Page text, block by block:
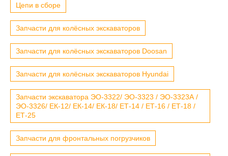
Цепи в сборе
Запчасти для колёсных экскаваторов
Запчасти для колёсных экскаваторов Doosan
Запчасти для колёсных экскаваторов Hyundai
Запчасти экскаватора ЭО-3322/ ЭО-3323 / ЭО-3323А /
ЭО-3326/ ЕК-12/ ЕК-14/ ЕК-18/ ЕТ-14 / ЕТ-16 / ЕТ-18 /
ЕТ-25
Запчасти для фронтальных погрузчиков